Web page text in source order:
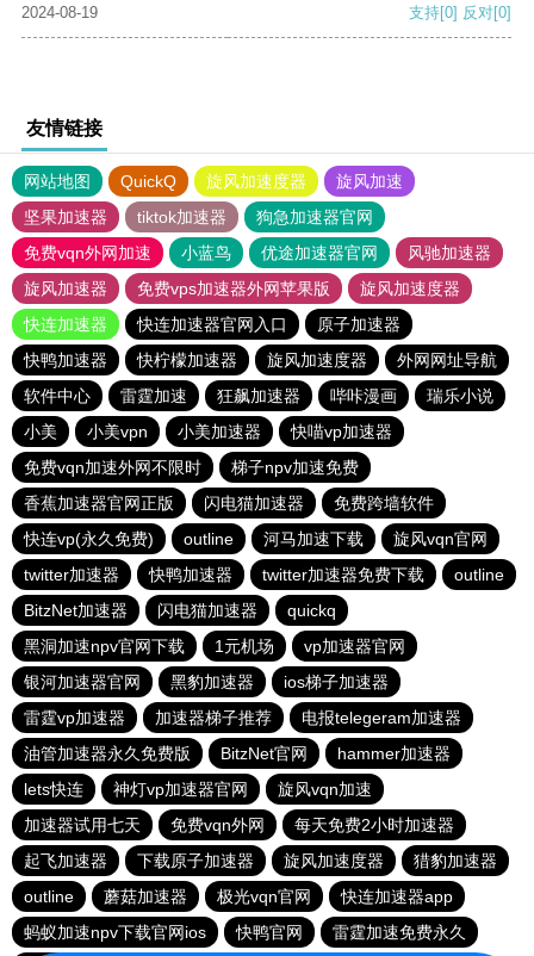
2024-08-19 支持[0] 反对[0]
友情链接
网站地图 QuickQ 旋风加速度器
旋风加速
坚果加速器
tiktok加速器
狗急加速器官网
免费vqn外网加速
小蓝鸟 优途加速器官网
风驰加速器
旋风加速器
免费vps加速器外网苹果版
旋风加速度器
快连加速器
快连加速器官网入口
原子加速器
快鸭加速器
快柠檬加速器 旋风加速度器
外网网址导航
软件中心
雷霆加速 狂飙加速器 哔咔漫画
瑞乐小说
小美
小美vpn 小美加速器
快喵vp加速器
免费vqn加速外网不限时
梯子npv加速免费
香蕉加速器官网正版
闪电猫加速器
免费跨墙软件
快连vp(永久免费)
outline 河马加速下载
旋风vqn官网
twitter加速器
快鸭加速器 twitter加速器免费下载
outline
BitzNet加速器
闪电猫加速器
quickq
黑洞加速npv官网下载
1元机场
vp加速器官网
银河加速器官网
黑豹加速器
ios梯子加速器
雷霆vp加速器
加速器梯子推荐
电报telegeram加速器
油管加速器永久免费版
BitzNet官网
hammer加速器
lets快连
神灯vp加速器官网
旋风vqn加速
加速器试用七天
免费vqn外网
每天免费2小时加速器
起飞加速器
下载原子加速器 旋风加速度器
猎豹加速器
outline
蘑菇加速器 极光vqn官网
快连加速器app
蚂蚁加速npv下载官网ios
快鸭官网 雷霆加速免费永久